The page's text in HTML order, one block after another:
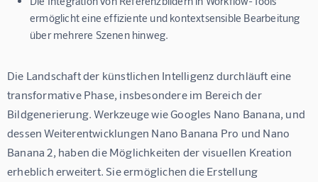
ermöglicht eine effiziente und kontextsensible Bearbeitung
über mehrere Szenen hinweg.
Die Landschaft der künstlichen Intelligenz durchläuft eine
transformative Phase, insbesondere im Bereich der
Bildgenerierung. Werkzeuge wie Googles Nano Banana, und
dessen Weiterentwicklungen Nano Banana Pro und Nano
Banana 2, haben die Möglichkeiten der visuellen Kreation
erheblich erweitert. Sie ermöglichen die Erstellung